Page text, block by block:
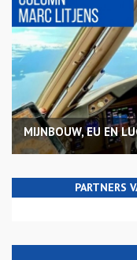
MIJNBOUW, EU EN
PARTNERS